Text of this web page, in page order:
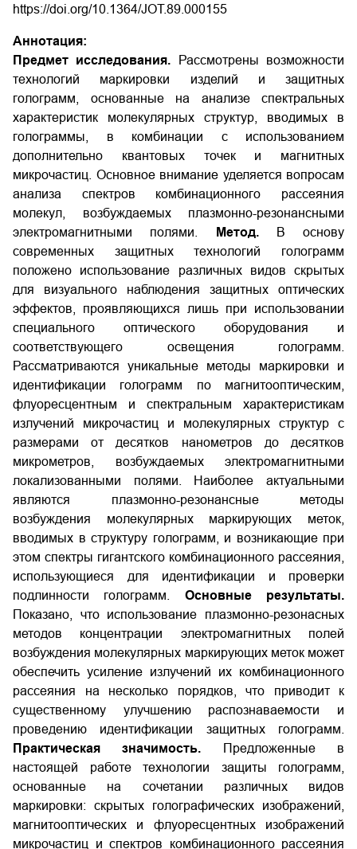
https://doi.org/10.1364/JOT.89.000155
Аннотация:
Предмет исследования. Рассмотрены возможности
технологий маркировки изделий и защитных
голограмм, основанные на анализе спектральных
характеристик молекулярных структур, вводимых в
голограммы, в комбинации с использованием
дополнительно квантовых точек и магнитных
микрочастиц. Основное внимание уделяется вопросам
анализа спектров комбинационного рассеяния
молекул, возбуждаемых плазмонно-резонансными
электромагнитными полями.
Метод.В основу
современных защитных технологий голограмм
положено использование различных видов скрытых
для визуального наблюдения защитных оптических
эффектов, проявляющихся лишь при использовании
специального оптического оборудования и
соответствующего освещения голограмм.
Рассматриваются уникальные методы маркировки и
идентификации голограмм по магнитооптическим,
флуоресцентным и спектральным характеристикам
излучений микрочастиц и молекулярных структур с
размерами от десятков нанометров до десятков
микрометров, возбуждаемых электромагнитными
локализованными полями. Наиболее актуальными
являются плазмонно-резонансные методы
возбуждения молекулярных маркирующих меток,
вводимых в структуру голограмм, и возникающие при
этом спектры гигантского комбинационного рассеяния,
использующиеся для идентификации и проверки
подлинности голограмм. Основные результаты.
Показано, что использование плазмонно-резонасных
методов концентрации электромагнитных полей
возбуждения молекулярных маркирующих меток может
обеспечить усиление излучений их комбинационного
рассеяния на несколько порядков, что приводит к
существенному улучшению распознаваемости и
проведению идентификации защитных голограмм.
Практическая значимость. Предложенные в
настоящей работе технологии защиты голограмм,
основанные на сочетании различных видов
маркировки: скрытых голографических изображений,
магнитооптических и флуоресцентных изображений
микрочастиц и спектров комбинационного рассеяния